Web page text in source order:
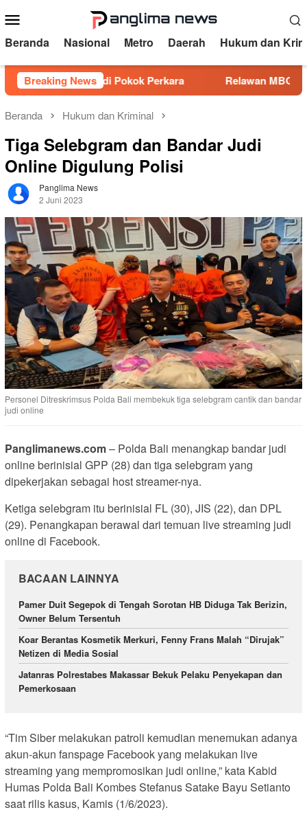
ke
kontenMobile
Beranda Nasional Metro Daerah Hukum dan
Breaking News
Juta Jadi Pokok Perkara Relawan MBG Dipecat
Beranda Hukum dan Kriminal
Tiga Selebgram dan Bandar Judi
Online Digulung Polisi
Panglima News
2 Juni 2023
Personel Ditreskrimsus Polda Bali membekuk tiga selebgram cantik dan bandar
judi online
Panglimanews.com– Polda Bali menangkap bandar judi
online berinisial GPP (28) dan tiga selebgram yang
dipekerjakan sebagai host streamer-nya.
Ketiga selebgram itu berinisial FL (30), JIS (22), dan DPL
(29). Penangkapan berawal dari temuan live streaming judi
online di Facebook.
BACAAN LAINNYA
Pamer Duit Segepok di Tengah Sorotan HB Diduga Tak Berizin,
Owner Belum Tersentuh
Koar Berantas Kosmetik Merkuri, Fenny Frans Malah “Dirujak”
Netizen di Media Sosial
Jatanras Polrestabes Makassar Bekuk Pelaku Penyekapan dan
Pemerkosaan
“Tim Siber melakukan patroli kemudian menemukan adanya
akun-akun fanspage Facebook yang melakukan live
streaming yang mempromosikan judi online,” kata Kabid
Humas Polda Bali Kombes Stefanus Satake Bayu Setianto
saat rilis kasus, Kamis (1/6/2023).